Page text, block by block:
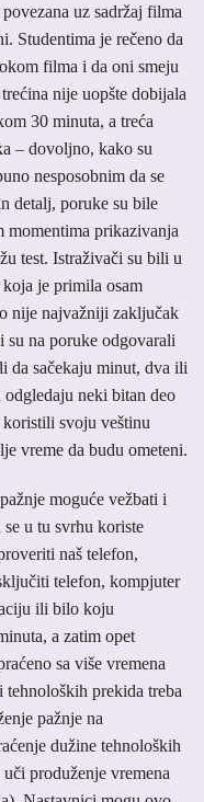
uz sadržaj filma
Studentima je rečeno da
filma i da oni smeju
nije uopšte dobijala
30 minuta, a treća
– dovoljno, kako su
nesposobnim da se
detalj, poruke su bile
momentima prikazivanja
test. Istraživači su bili u
je primila osam
nije najvažniji zaključak
na poruke odgovarali
da sačekaju minut, dva ili
neki bitan deo
svoju veštinu
vreme da budu ometeni.
moguće vežbati i
u tu svrhu koriste
naš telefon,
telefon, kompjuter
ili bilo koju
a zatim opet
sa više vremena
prekida treba
pažnje na
dužine tehnoloških
produženje vremena